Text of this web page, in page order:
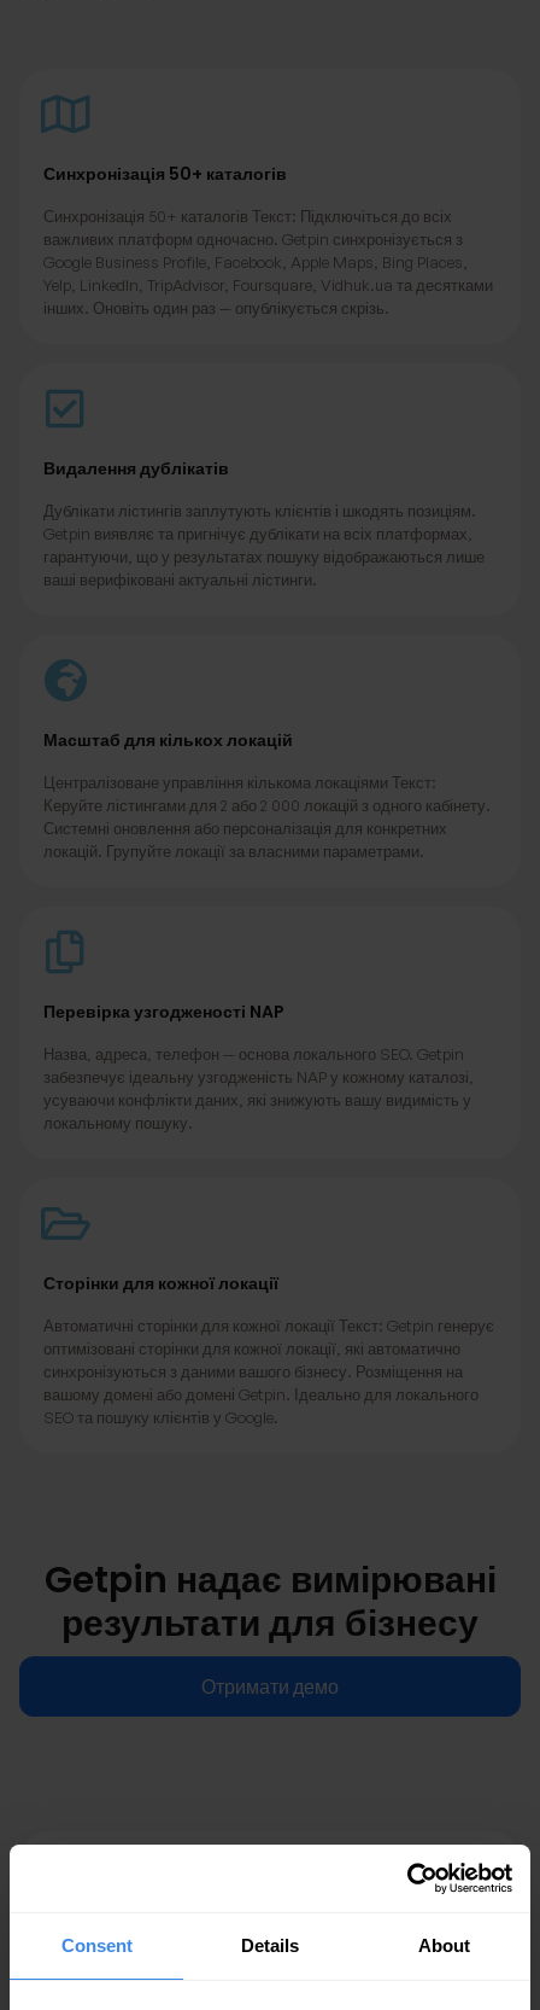
Consent Details About
Синхронізація 50+ каталогів
Синхронізація 50+ каталогів Текст: Підключіться до всіх
важливих платформ одночасно. Getpin синхронізується з
Google Business Profile, Facebook, Apple Maps, Bing Places,
Yelp, LinkedIn, TripAdvisor, Foursquare, Vidhuk.ua та десятками
інших. Оновіть один раз — опублікується скрізь.
Видалення дублікатів
Дублікати лістингів заплутують клієнтів і шкодять позиціям.
Getpin виявляє та пригнічує дублікати на всіх платформах,
гарантуючи, що у результатах пошуку відображаються лише
ваші верифіковані актуальні лістинги.
Масштаб для кількох локацій
Централізоване управління кількома локаціями Текст:
Керуйте лістингами для 2 або 2 000 локацій з одного кабінету.
Системні оновлення або персоналізація для конкретних
локацій. Групуйте локації за власними параметрами.
Перевірка узгодженості NAP
Назва, адреса, телефон — основа локального SEO. Getpin
забезпечує ідеальну узгодженість NAP у кожному каталозі,
усуваючи конфлікти даних, які знижують вашу видимість у
локальному пошуку.
Сторінки для кожної локації
Автоматичні сторінки для кожної локації Текст: Getpin генерує
оптимізовані сторінки для кожної локації, які автоматично
синхронізуються з даними вашого бізнесу. Розміщення на
вашому домені або домені Getpin. Ідеально для локального
SEO та пошуку клієнтів у Google.
Getpin надає вимірювані
результати для бізнесу
Отримати демо